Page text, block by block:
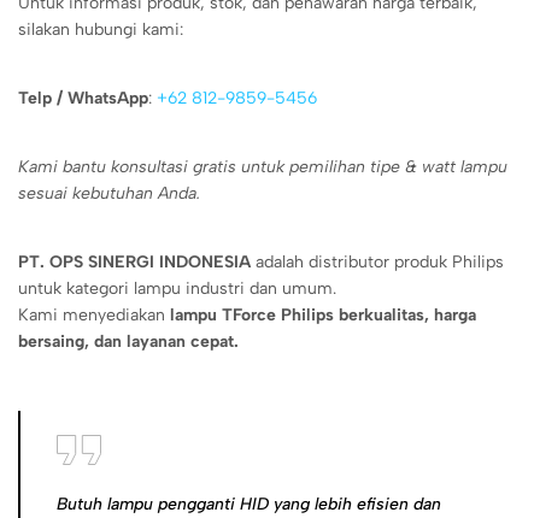
silakan hubungi kami:
Telp / WhatsApp: +62 812-9859-5456
Kami bantu konsultasi gratis untuk pemilihan tipe & watt lampu
sesuai kebutuhan Anda.
PT. OPS SINERGI INDONESIA adalah distributor produk Philips
untuk kategori lampu industri dan umum.
Kami menyediakan lampu TForce Philips berkualitas, harga
bersaing, dan layanan cepat.
Butuh lampu pengganti HID yang lebih efisien dan